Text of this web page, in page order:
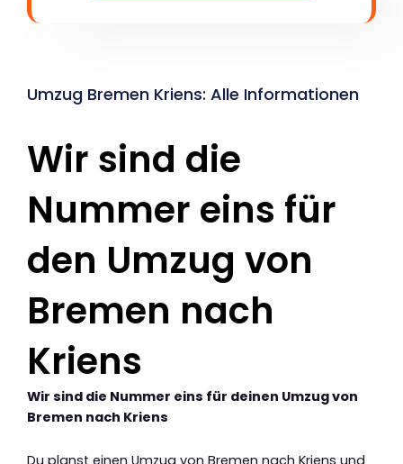
Umzug Bremen Kriens: Alle Informationen
Wir sind die
Nummer eins für
den Umzug von
Bremen nach
Kriens
Wir sind die Nummer eins für deinen Umzug von
Bremen nach Kriens